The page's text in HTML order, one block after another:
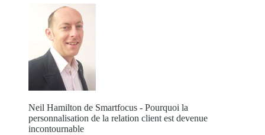
Neil Hamilton de Smartfocus - Pourquoi la
personnalisation de la relation client est devenue
incontournable